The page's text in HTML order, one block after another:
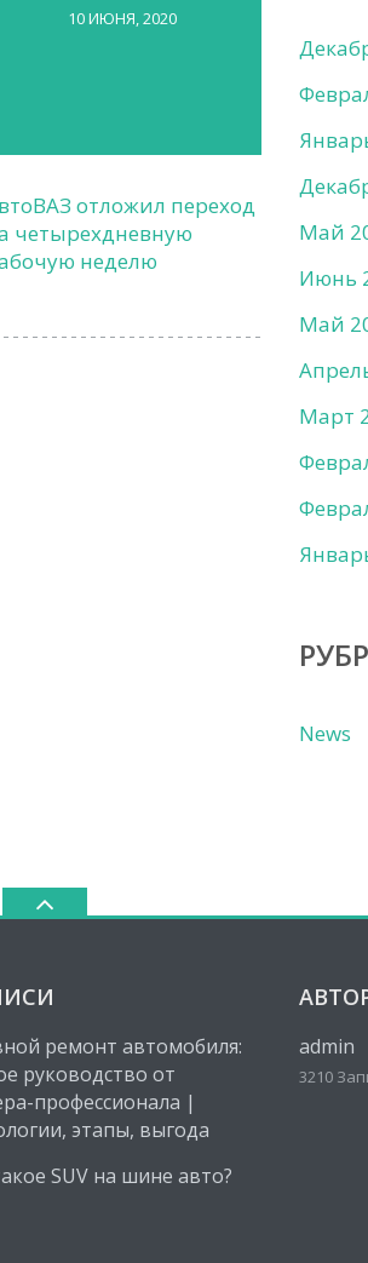
10 ИЮНЯ, 2020
отложил переход
четырехдневную
неделю
Май
Июнь
Май
Март
News
ремонт автомобиля:
руководство от
профессионала |
этапы, выгода
SUV на шине авто?
admin
3210